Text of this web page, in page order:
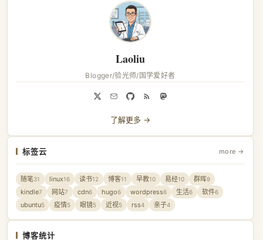
Laoliu
Blogger/验光师/国学爱好者
了解更多 →
标签云 more →
随笔31 linux16 读书12 博客11 早教10 易经10 群晖9
kindle7 网站7 cdn6 hugo6 wordpress6 生活6 软件6
ubuntu5 疫情5 眼镜5 近视5 rss4 亲子4
博客统计